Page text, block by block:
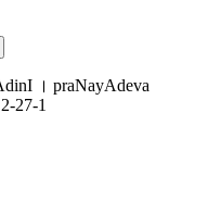
। praNayAdeva
27-1